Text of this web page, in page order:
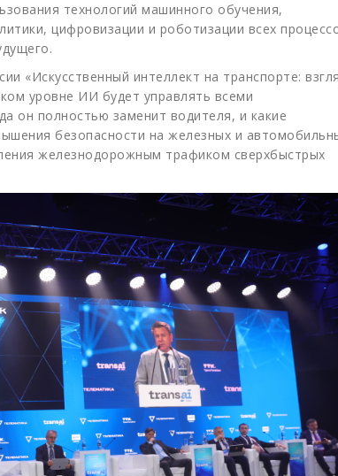
технологий машинного обучения,
цифровизации и роботизации всех
«Искусственный интеллект на транспорте:
уровне ИИ будет управлять всеми
он полностью заменит водителя, и какие
безопасности на железных и
железнодорожным трафиком сверхбыстрых